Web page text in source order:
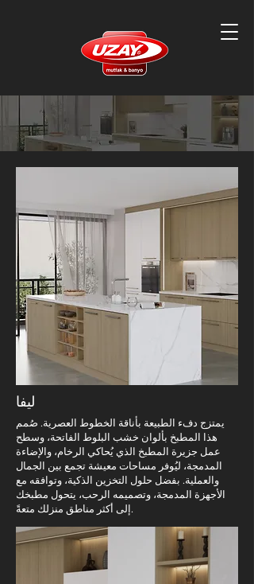
ليفا
يمتزج دفء الطبيعة بأناقة الخطوط العصرية. صُمم
هذا المطبخ بألوان خشب البلوط الفاتحة، وسطح
عمل جزيرة المطبخ الذي يُحاكي الرخام، والإضاءة
المدمجة، ليُوفر مساحات معيشة تجمع بين الجمال
والعملية. بفضل حلول التخزين الذكية، وتوافقه مع
الأجهزة المدمجة، وتصميمه الرحب، يتحول مطبخك
إلى أكثر مناطق منزلك متعةً.